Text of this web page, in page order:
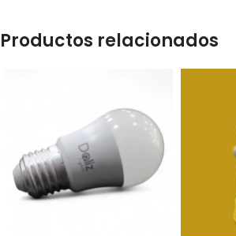
Productos relacionados